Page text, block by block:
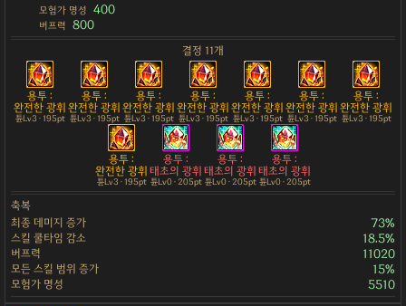
모험가 명성 400
버프력 800
결정 11개
용투 :
완전한 광휘
튠Lv3 · 195pt
용투 :
완전한 광휘
튠Lv3 · 195pt
용투 :
완전한 광휘
튠Lv3 · 195pt
용투 :
완전한 광휘
튠Lv3 · 195pt
용투 :
완전한 광휘
튠Lv3 · 195pt
용투 :
완전한 광휘
튠Lv3 · 195pt
용투 :
완전한 광휘
튠Lv3 · 195pt
용투 :
완전한 광휘
튠Lv3 · 195pt
용투 :
태초의 광휘
튠Lv0 · 205pt
용투 :
태초의 광휘
튠Lv0 · 205pt
용투 :
태초의 광휘
튠Lv0 · 205pt
축복
최종 데미지 증가
73%
스킬 쿨타임 감소 18.5%
버프력 11020
모든 스킬 범위 증가 15%
모험가 명성 5510